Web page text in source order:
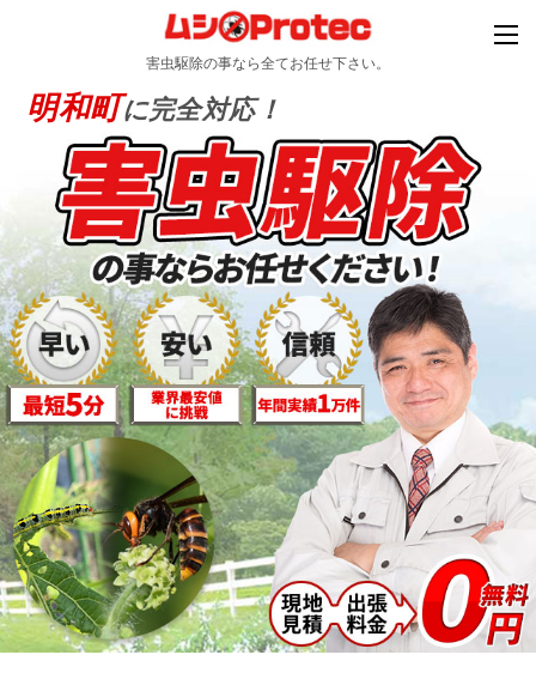
害虫駆除の事なら全てお任せ下さい。
明和町に完全対応！